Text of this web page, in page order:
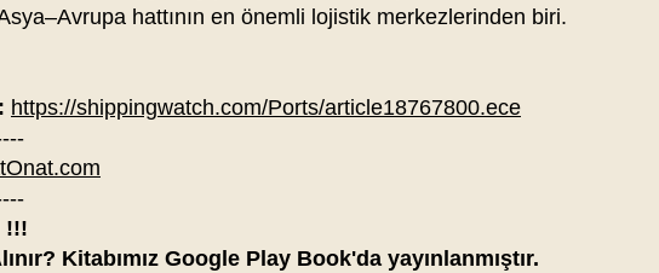
hattının en önemli lojistik merkezlerinden biri.
https://shippingwatch.com/Ports/article18767800.ece
!!!
Kitabımız Google Play Book'da yayınlanmıştır.